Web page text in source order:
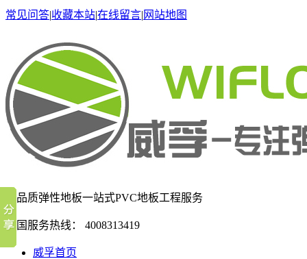
常见问答|收藏本站|在线留言| 网站地图
高品质弹性地板一站式PVC地板工程服务
全国服务热线： 4008313419
威孚首页